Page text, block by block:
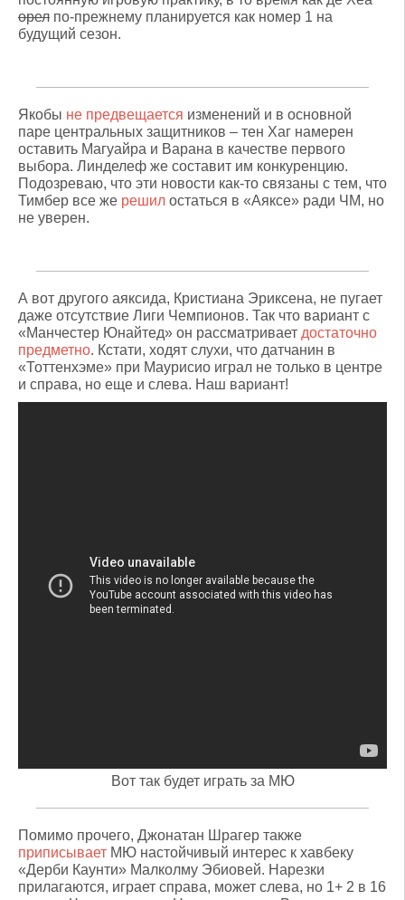
орел по-прежнему планируется как номер 1 на
будущий сезон.
Якобы не предвещается изменений и в основной
паре центральных защитников – тен Хаг намерен
оставить Магуайра и Варана в качестве первого
выбора. Линделеф же составит им конкуренцию.
Подозреваю, что эти новости как-то связаны с тем, что
Тимбер все же решил остаться в «Аяксе» ради ЧМ, но
не уверен.
А вот другого аяксида, Кристиана Эриксена, не пугает
даже отсутствие Лиги Чемпионов. Так что вариант с
«Манчестер Юнайтед» он рассматривает достаточно
предметно. Кстати, ходят слухи, что датчанин в
«Тоттенхэме» при Маурисио играл не только в центре
и справа, но еще и слева. Наш вариант!
Вот так будет играть за МЮ
Помимо прочего, Джонатан Шрагер также
приписывает МЮ настойчивый интерес к хавбеку
«Дерби Каунти» Малколму Эбиовей. Нарезки
прилагаются, играет справа, может слева, но 1+ 2 в 16